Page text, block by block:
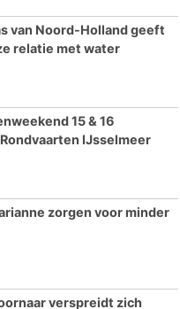
van Noord-Holland geeft
relatie met water
15 & 16
IJsselmeer
zorgen voor minder
verspreidt zich